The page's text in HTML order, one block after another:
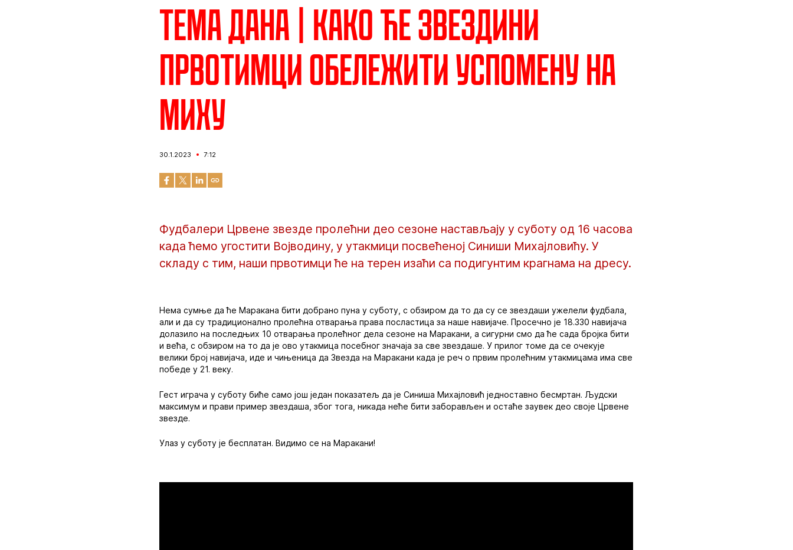
Тема дана | Како ће Звездини
првотимци обележити успомену на
Миху
30.1.2023 7:12
Фудбалери Црвене звезде пролећни део сезоне настављају у суботу од 16 часова
када ћемо угостити Војводину, у утакмици посвећеној Синиши Михајловићу. У
складу с тим, наши првотимци ће на терен изаћи са подигунтим крагнама на дресу.
Нема сумње да ће Маракана бити добрано пуна у суботу, с обзиром да то да су се звездаши ужелели фудбала,
али и да су традиционално пролећна отварања права посластица за наше навијаче. Просечно је 18.330 навијача
долазило на последњих 10 отварања пролећног дела сезоне на Маракани, а сигурни смо да ће сада бројка бити
и већа, с обзиром на то да је ово утакмица посебног значаја за све звездаше. У прилог томе да се очекује
велики број навијача, иде и чињеница да Звезда на Маракани када је реч о првим пролећним утакмицама има све
победе у 21. веку.
Гест играча у суботу биће само још један показатељ да је Синиша Михајловић једноставно бесмртан. Људски
максимум и прави пример звездаша, због тога, никада неће бити заборављен и остаће заувек део своје Црвене
звезде.
Улаз у суботу је бесплатан. Видимо се на Маракани!